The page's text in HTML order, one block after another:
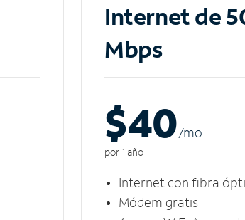
Internet de
Mbps
$40/mo
por 1 año
Internet con fibra
Módem gratis